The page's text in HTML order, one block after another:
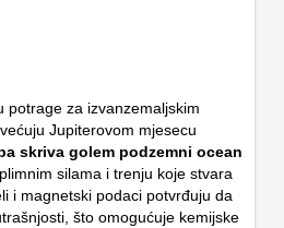
potrage za izvanzemaljskim
Jupiterovom mjesecu
skriva golem podzemni ocean
silama i trenju koje stvara
i magnetski podaci potvrđuju da
što omogućuje kemijske